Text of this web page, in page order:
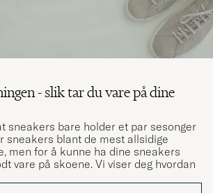
- slik tar du vare på dine
sneakers bare holder et par sesonger
sneakers blant de mest allsidige
men for å kunne ha dine sneakers
vare på skoene. Vi viser deg hvordan